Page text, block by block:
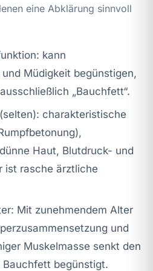
eine Abklärung sinnvoll
kann
Müdigkeit begünstigen,
„Bauchfett“.
charakteristische
Haut, Blutdruck- und
ist rasche ärztliche
Mit zunehmendem Alter
und
Muskelmasse senkt den
begünstigt.